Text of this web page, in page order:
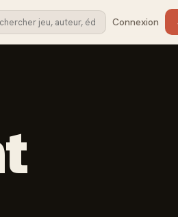
Connexion